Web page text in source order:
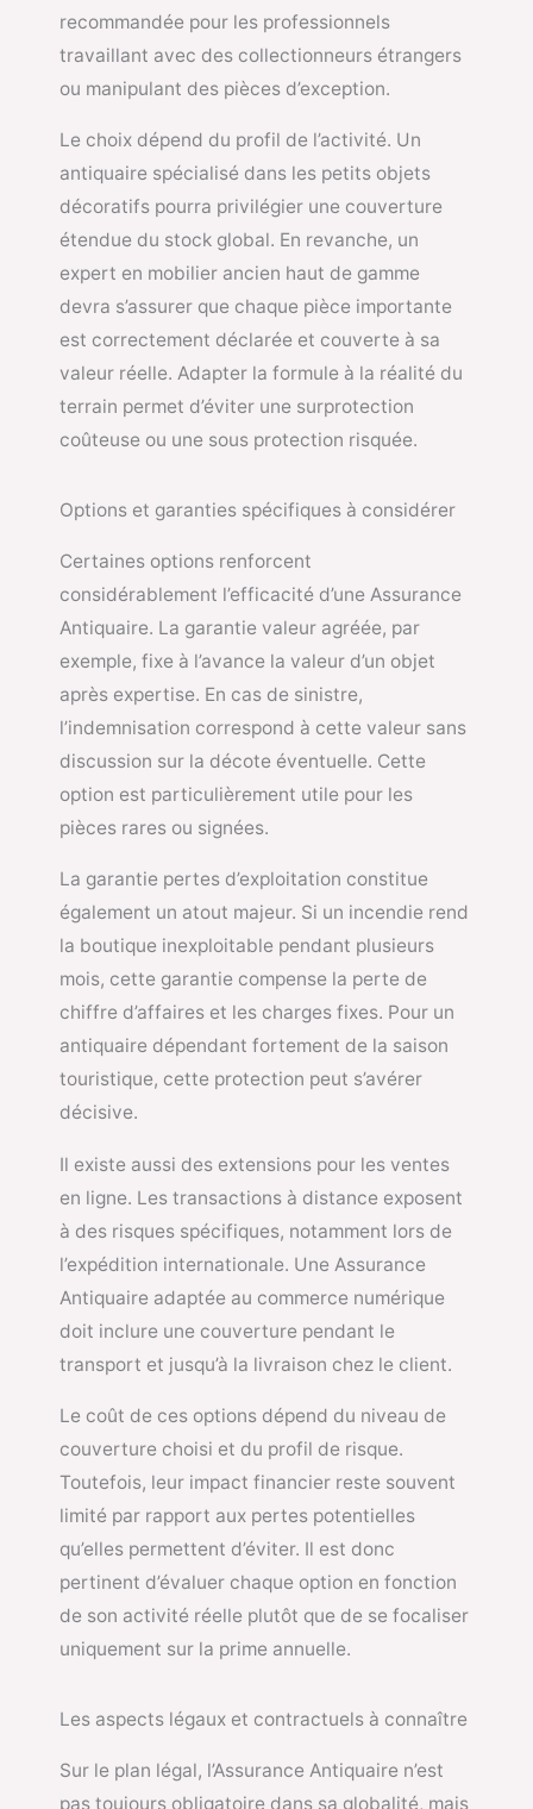
recommandée pour les professionnels
travaillant avec des collectionneurs étrangers
ou manipulant des pièces d’exception.
Le choix dépend du profil de l’activité. Un
antiquaire spécialisé dans les petits objets
décoratifs pourra privilégier une couverture
étendue du stock global. En revanche, un
expert en mobilier ancien haut de gamme
devra s’assurer que chaque pièce importante
est correctement déclarée et couverte à sa
valeur réelle. Adapter la formule à la réalité du
terrain permet d’éviter une surprotection
coûteuse ou une sous protection risquée.
Options et garanties spécifiques à considérer
Certaines options renforcent
considérablement l’efficacité d’une Assurance
Antiquaire. La garantie valeur agréée, par
exemple, fixe à l’avance la valeur d’un objet
après expertise. En cas de sinistre,
l’indemnisation correspond à cette valeur sans
discussion sur la décote éventuelle. Cette
option est particulièrement utile pour les
pièces rares ou signées.
La garantie pertes d’exploitation constitue
également un atout majeur. Si un incendie rend
la boutique inexploitable pendant plusieurs
mois, cette garantie compense la perte de
chiffre d’affaires et les charges fixes. Pour un
antiquaire dépendant fortement de la saison
touristique, cette protection peut s’avérer
décisive.
Il existe aussi des extensions pour les ventes
en ligne. Les transactions à distance exposent
à des risques spécifiques, notamment lors de
l’expédition internationale. Une Assurance
Antiquaire adaptée au commerce numérique
doit inclure une couverture pendant le
transport et jusqu’à la livraison chez le client.
Le coût de ces options dépend du niveau de
couverture choisi et du profil de risque.
Toutefois, leur impact financier reste souvent
limité par rapport aux pertes potentielles
qu’elles permettent d’éviter. Il est donc
pertinent d’évaluer chaque option en fonction
de son activité réelle plutôt que de se focaliser
uniquement sur la prime annuelle.
Les aspects légaux et contractuels à connaître
Sur le plan légal, l’Assurance Antiquaire n’est
pas toujours obligatoire dans sa globalité, mais